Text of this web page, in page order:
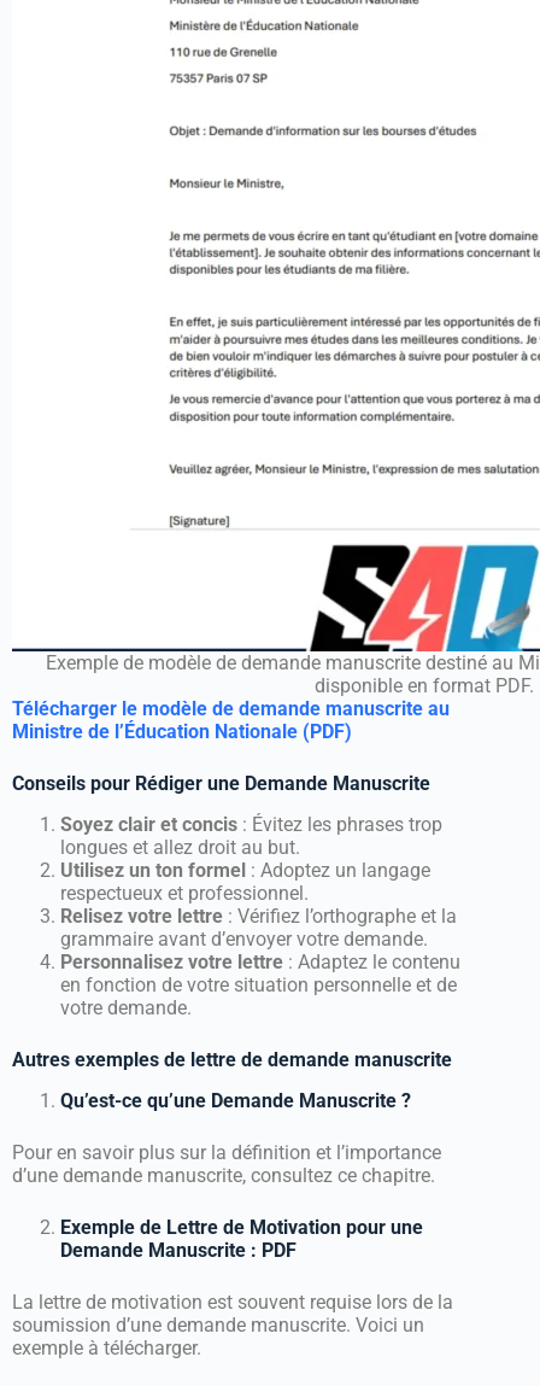
Exemple de modèle de demande manuscrite destiné au
disponible en format PDF.
Télécharger le modèle de demande manuscrite au
Ministre de l’Éducation Nationale (PDF)
Conseils pour Rédiger une Demande Manuscrite
Soyez clair et concis : Évitez les phrases trop
longues et allez droit au but.
Utilisez un ton formel : Adoptez un langage
respectueux et professionnel.
Relisez votre lettre : Vérifiez l’orthographe et la
grammaire avant d’envoyer votre demande.
Personnalisez votre lettre : Adaptez le contenu
en fonction de votre situation personnelle et de
votre demande.
Autres exemples de lettre de demande manuscrite
Qu’est-ce qu’une Demande Manuscrite ?
Pour en savoir plus sur la définition et l’importance
d’une demande manuscrite, consultez ce chapitre.
Exemple de Lettre de Motivation pour une
Demande Manuscrite : PDF
La lettre de motivation est souvent requise lors de la
soumission d’une demande manuscrite. Voici un
exemple à télécharger.